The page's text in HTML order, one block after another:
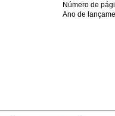
Número de
Ano de